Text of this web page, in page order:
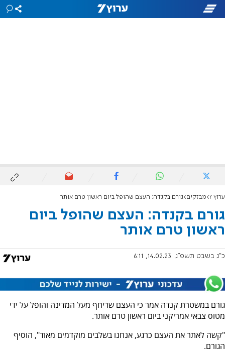
ערוץ 7 מבזקים גורם בקנדה: העצם שהופל ביום ראשון טרם אותר
גורם בקנדה: העצם שהופל ביום
ראשון טרם אותר
כ"ג בשבט תשפ"ג 14.02.23, 6:11
גורם במשטרת קנדה אמר כי העצם שריחף מעל המדינה והופל על ידי
מטוס צבאי אמריקני ביום ראשון טרם אותר.
"קשה לאתר את העצם כרגע, אנחנו בשלבים מוקדמים מאוד", הוסיף
הגורם.